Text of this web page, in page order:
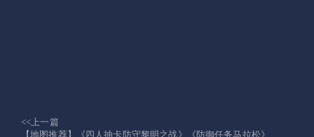
<<上一篇
【地图推荐】《四人抽卡防守黎明之战》《防御任务马拉松》